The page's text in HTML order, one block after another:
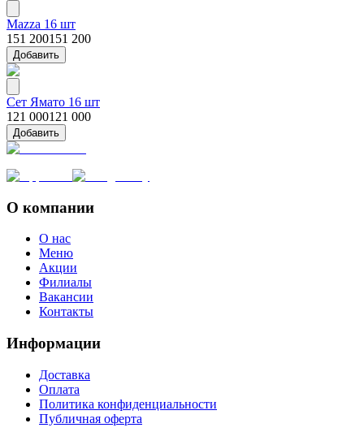
Mazza 16 шт
151 200151 200
Добавить
Сет Ямато 16 шт
121 000121 000
Добавить
О компании
О нас
Меню
Акции
Филиалы
Вакансии
Контакты
Информации
Доставка
Оплата
Политика конфиденциальности
Публичная оферта